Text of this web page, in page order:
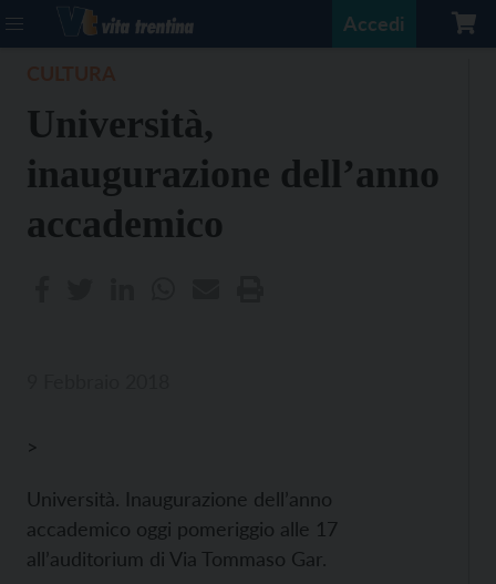
Accedi
Università,
inaugurazione dell’anno
accademico
>
Università. Inaugurazione dell’anno
accademico oggi pomeriggio alle 17
all’auditorium di Via Tommaso Gar.